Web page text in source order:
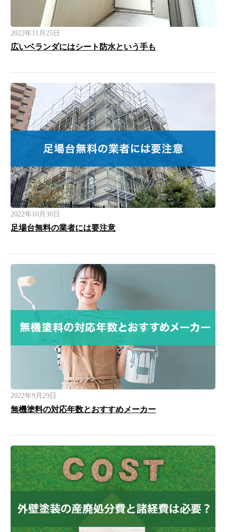
2022年11月25日
広いベランダにはシート防水という手も
2022年10月30日
足場台無料の業者には要注意
2022年9月29日
無機塗料の対応年数とおすすめメーカー